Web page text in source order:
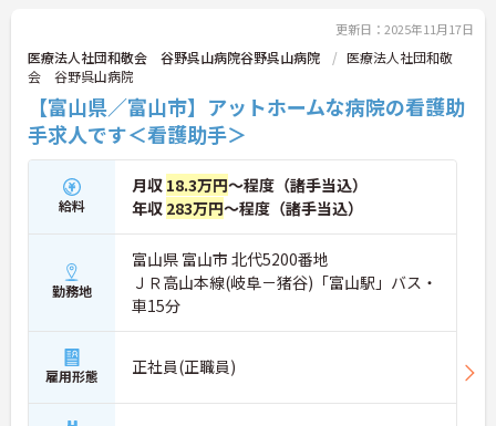
更新日：2025年11月17日
医療法人社団和敬会 谷野呉山病院谷野呉山病院
医療法人社団和敬
会 谷野呉山病院
【富山県／富山市】アットホームな病院の看護助
手求人です＜看護助手＞
給料
月収 18.3万円～程度（諸手当込）
年収 283万円～程度（諸手当込）
勤務地
富山県 富山市 北代5200番地
ＪＲ高山本線(岐阜－猪谷)「富山駅」バス・
車15分
雇用形態 正社員(正職員)